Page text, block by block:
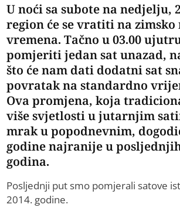
​U noći sa subote na nedjelju,
region će se vratiti na
vremena. Tačno u 03.00
pomjeriti јedan sat unazad,
što će nam dati dodatni sat
povratak na standardno
Ova promjena, koјa
više svjetlosti u јutarnjim
mrak u popodnevnim,
godine naјraniјe u
godina.
Posljednji put smo pomjerali satove
2014. godine.